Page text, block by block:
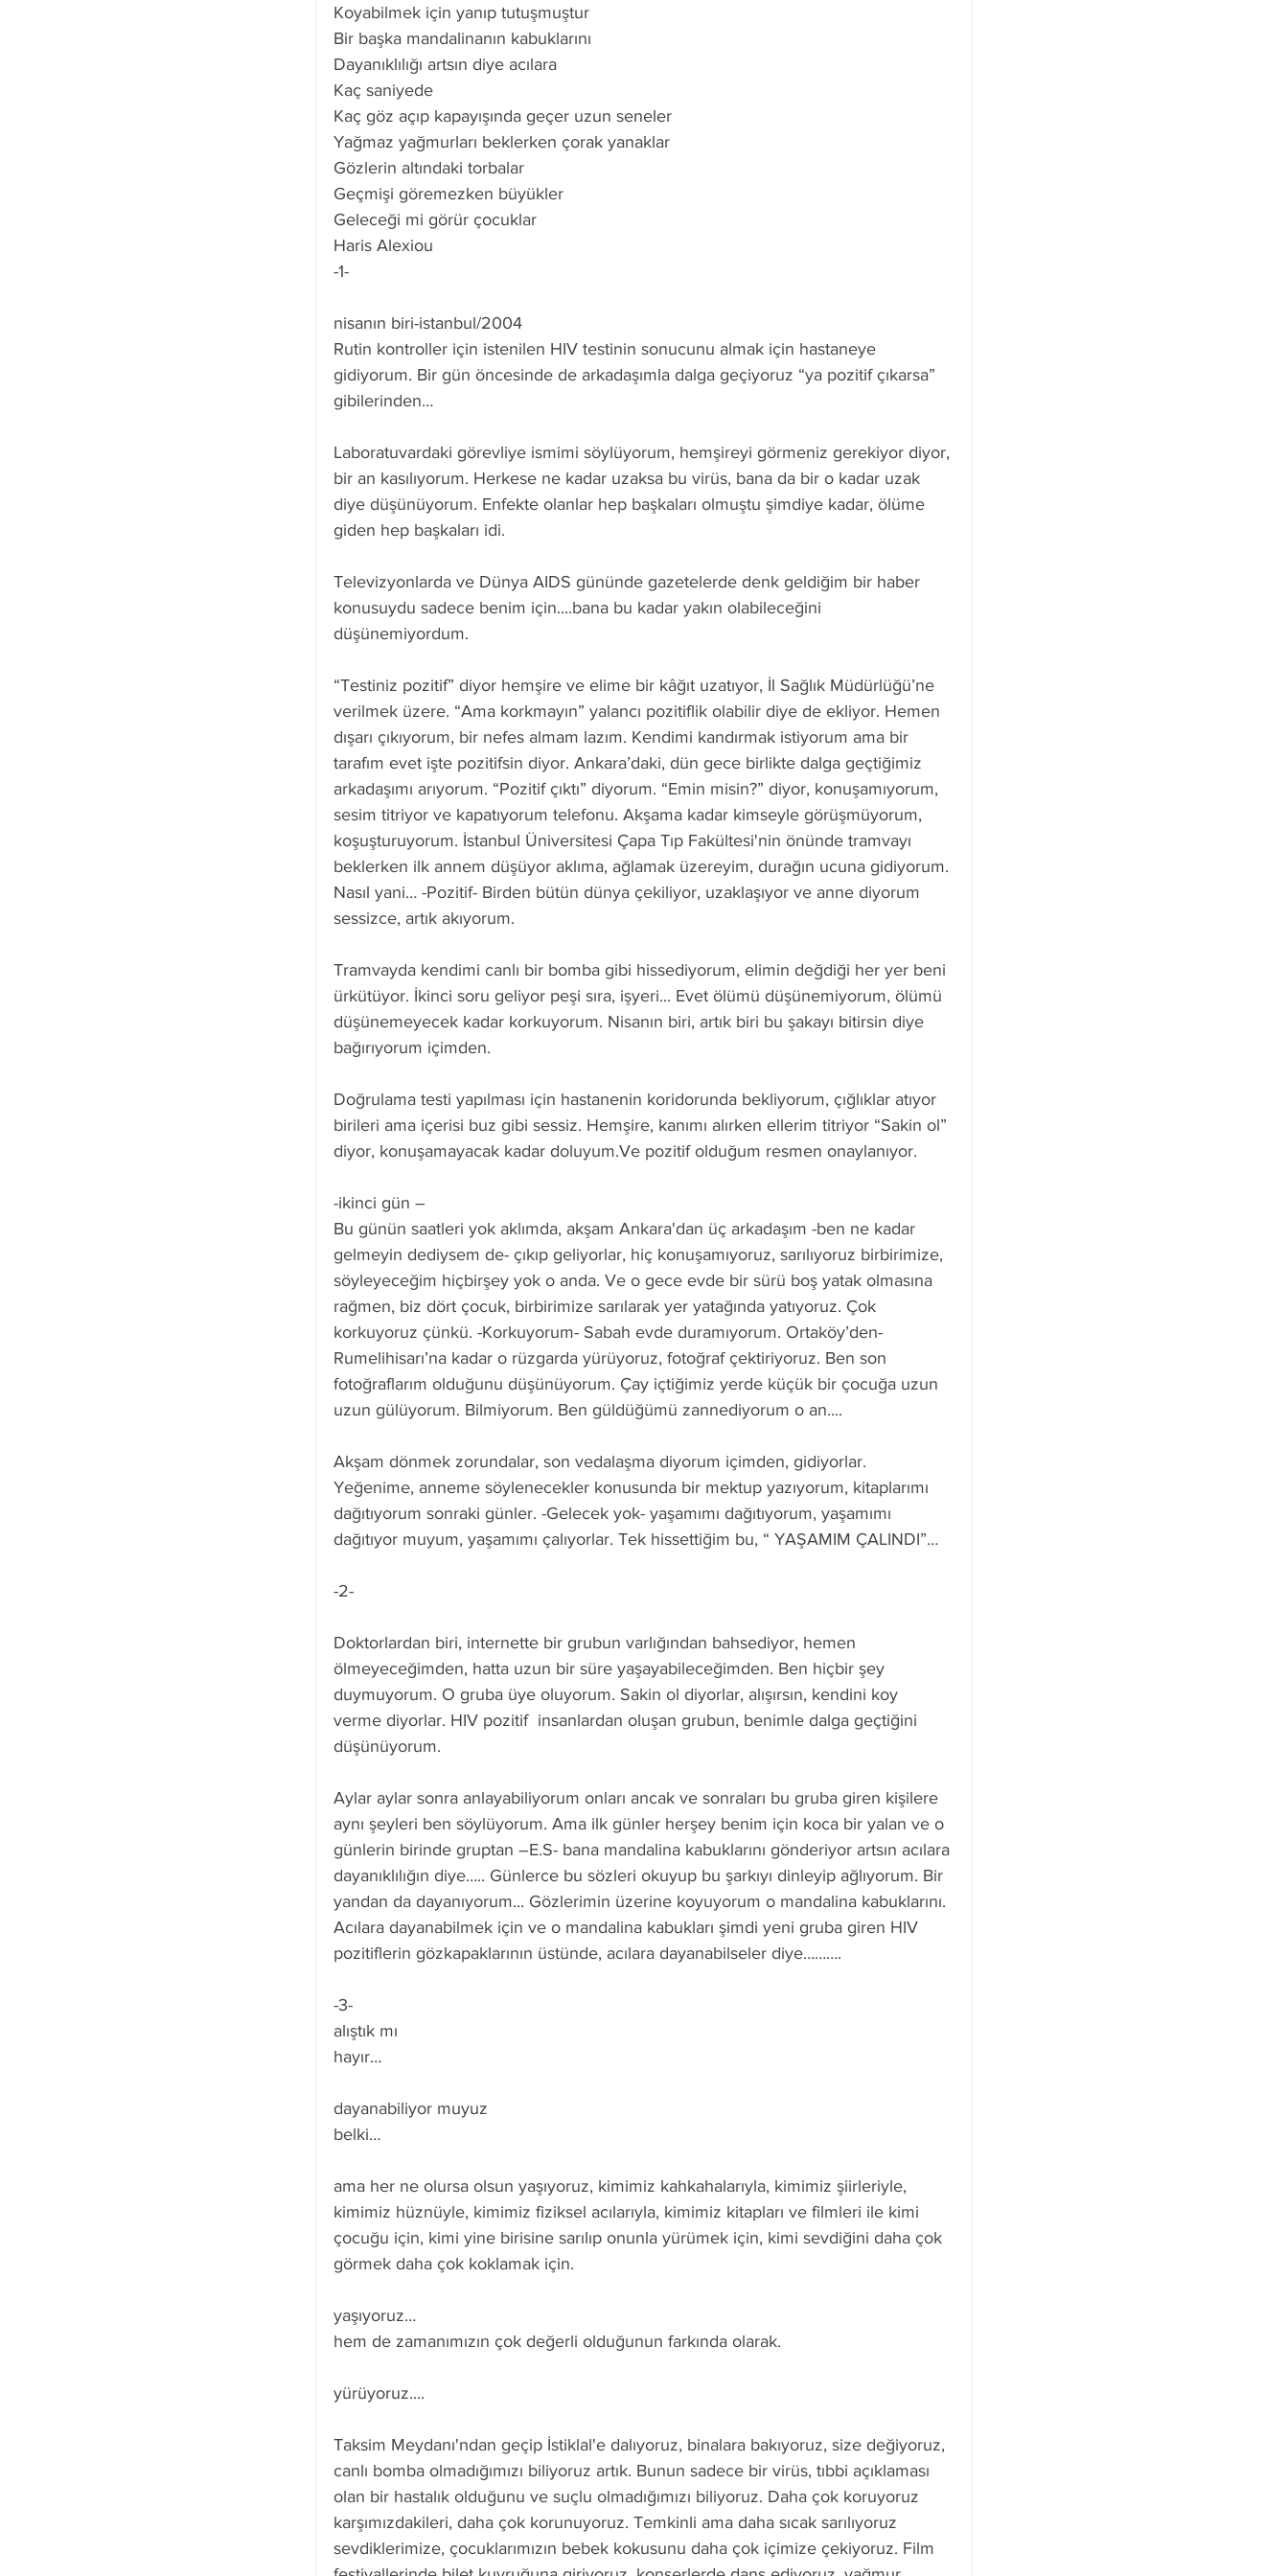
Koyabilmek için yanıp tutuşmuştur
Bir başka mandalinanın kabuklarını
Dayanıklılığı artsın diye acılara
Kaç saniyede
Kaç göz açıp kapayışında geçer uzun seneler
Yağmaz yağmurları beklerken çorak yanaklar
Gözlerin altındaki torbalar
Geçmişi göremezken büyükler
Geleceği mi görür çocuklar
Haris Alexiou
-1-
nisanın biri-istanbul/2004
Rutin kontroller için istenilen HIV testinin sonucunu almak için hastaneye
gidiyorum. Bir gün öncesinde de arkadaşımla dalga geçiyoruz “ya pozitif çıkarsa”
gibilerinden…
Laboratuvardaki görevliye ismimi söylüyorum, hemşireyi görmeniz gerekiyor diyor,
bir an kasılıyorum. Herkese ne kadar uzaksa bu virüs, bana da bir o kadar uzak
diye düşünüyorum. Enfekte olanlar hep başkaları olmuştu şimdiye kadar, ölüme
giden hep başkaları idi.
Televizyonlarda ve Dünya AIDS gününde gazetelerde denk geldiğim bir haber
konusuydu sadece benim için....bana bu kadar yakın olabileceğini
düşünemiyordum.
“Testiniz pozitif” diyor hemşire ve elime bir kâğıt uzatıyor, İl Sağlık Müdürlüğü’ne
verilmek üzere. “Ama korkmayın” yalancı pozitiflik olabilir diye de ekliyor. Hemen
dışarı çıkıyorum, bir nefes almam lazım. Kendimi kandırmak istiyorum ama bir
tarafım evet işte pozitifsin diyor. Ankara’daki, dün gece birlikte dalga geçtiğimiz
arkadaşımı arıyorum. “Pozitif çıktı” diyorum. “Emin misin?” diyor, konuşamıyorum,
sesim titriyor ve kapatıyorum telefonu. Akşama kadar kimseyle görüşmüyorum,
koşuşturuyorum. İstanbul Üniversitesi Çapa Tıp Fakültesi'nin önünde tramvayı
beklerken ilk annem düşüyor aklıma, ağlamak üzereyim, durağın ucuna gidiyorum.
Nasıl yani… -Pozitif- Birden bütün dünya çekiliyor, uzaklaşıyor ve anne diyorum
sessizce, artık akıyorum.
Tramvayda kendimi canlı bir bomba gibi hissediyorum, elimin değdiği her yer beni
ürkütüyor. İkinci soru geliyor peşi sıra, işyeri... Evet ölümü düşünemiyorum, ölümü
düşünemeyecek kadar korkuyorum. Nisanın biri, artık biri bu şakayı bitirsin diye
bağırıyorum içimden.
Doğrulama testi yapılması için hastanenin koridorunda bekliyorum, çığlıklar atıyor
birileri ama içerisi buz gibi sessiz. Hemşire, kanımı alırken ellerim titriyor “Sakin ol”
diyor, konuşamayacak kadar doluyum.Ve pozitif olduğum resmen onaylanıyor.
-ikinci gün –
Bu günün saatleri yok aklımda, akşam Ankara'dan üç arkadaşım -ben ne kadar
gelmeyin dediysem de- çıkıp geliyorlar, hiç konuşamıyoruz, sarılıyoruz birbirimize,
söyleyeceğim hiçbirşey yok o anda. Ve o gece evde bir sürü boş yatak olmasına
rağmen, biz dört çocuk, birbirimize sarılarak yer yatağında yatıyoruz. Çok
korkuyoruz çünkü. -Korkuyorum- Sabah evde duramıyorum. Ortaköy’den-
Rumelihisarı’na kadar o rüzgarda yürüyoruz, fotoğraf çektiriyoruz. Ben son
fotoğraflarım olduğunu düşünüyorum. Çay içtiğimiz yerde küçük bir çocuğa uzun
uzun gülüyorum. Bilmiyorum. Ben güldüğümü zannediyorum o an....
Akşam dönmek zorundalar, son vedalaşma diyorum içimden, gidiyorlar.
Yeğenime, anneme söylenecekler konusunda bir mektup yazıyorum, kitaplarımı
dağıtıyorum sonraki günler. -Gelecek yok- yaşamımı dağıtıyorum, yaşamımı
dağıtıyor muyum, yaşamımı çalıyorlar. Tek hissettiğim bu, “ YAŞAMIM ÇALINDI”…
-2-
Doktorlardan biri, internette bir grubun varlığından bahsediyor, hemen
ölmeyeceğimden, hatta uzun bir süre yaşayabileceğimden. Ben hiçbir şey
duymuyorum. O gruba üye oluyorum. Sakin ol diyorlar, alışırsın, kendini koy
verme diyorlar. HIV pozitif  insanlardan oluşan grubun, benimle dalga geçtiğini
düşünüyorum.
Aylar aylar sonra anlayabiliyorum onları ancak ve sonraları bu gruba giren kişilere
aynı şeyleri ben söylüyorum. Ama ilk günler herşey benim için koca bir yalan ve o
günlerin birinde gruptan –E.S- bana mandalina kabuklarını gönderiyor artsın acılara
dayanıklılığın diye….. Günlerce bu sözleri okuyup bu şarkıyı dinleyip ağlıyorum. Bir
yandan da dayanıyorum... Gözlerimin üzerine koyuyorum o mandalina kabuklarını.
Acılara dayanabilmek için ve o mandalina kabukları şimdi yeni gruba giren HIV
pozitiflerin gözkapaklarının üstünde, acılara dayanabilseler diye……….
-3-
alıştık mı
hayır…
dayanabiliyor muyuz
belki…
ama her ne olursa olsun yaşıyoruz, kimimiz kahkahalarıyla, kimimiz şiirleriyle,
kimimiz hüznüyle, kimimiz fiziksel acılarıyla, kimimiz kitapları ve filmleri ile kimi
çocuğu için, kimi yine birisine sarılıp onunla yürümek için, kimi sevdiğini daha çok
görmek daha çok koklamak için.
yaşıyoruz…
hem de zamanımızın çok değerli olduğunun farkında olarak.
yürüyoruz....
Taksim Meydanı'ndan geçip İstiklal'e dalıyoruz, binalara bakıyoruz, size değiyoruz,
canlı bomba olmadığımızı biliyoruz artık. Bunun sadece bir virüs, tıbbi açıklaması
olan bir hastalık olduğunu ve suçlu olmadığımızı biliyoruz. Daha çok koruyoruz
karşımızdakileri, daha çok korunuyoruz. Temkinli ama daha sıcak sarılıyoruz
sevdiklerimize, çocuklarımızın bebek kokusunu daha çok içimize çekiyoruz. Film